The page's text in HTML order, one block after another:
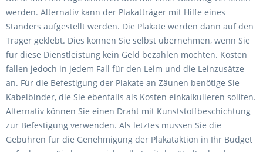
werden. Alternativ kann der Plakatträger mit Hilfe eines
Ständers aufgestellt werden. Die Plakate werden dann auf den
Träger geklebt. Dies können Sie selbst übernehmen, wenn Sie
für diese Dienstleistung kein Geld bezahlen möchten. Kosten
fallen jedoch in jedem Fall für den Leim und die Leinzusätze
an. Für die Befestigung der Plakate an Zäunen benötige Sie
Kabelbinder, die Sie ebenfalls als Kosten einkalkulieren sollten.
Alternativ können Sie einen Draht mit Kunststoffbeschichtung
zur Befestigung verwenden. Als letztes müssen Sie die
Gebühren für die Genehmigung der Plakataktion in Ihr Budget